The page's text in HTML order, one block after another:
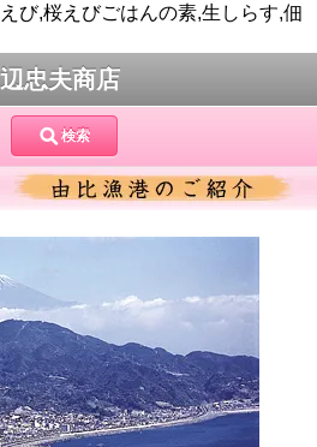
び,桜えびごはんの素,生しらす,佃
忠夫商店
検索